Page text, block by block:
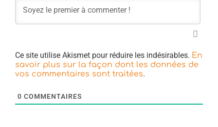
Ce site utilise Akismet pour réduire les indésirables. En
savoir plus sur la façon dont les données de
vos commentaires sont traitées.
0 COMMENTAIRES